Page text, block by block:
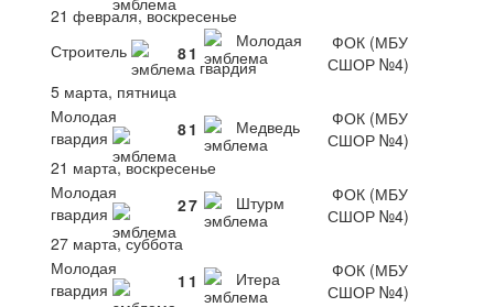
21 февраля, воскресенье
Строитель
81
Молодая
гвардия
ФОК (МБУ
СШОР №4)
5 марта, пятница
Молодая
гвардия
81 Медведь
ФОК (МБУ
СШОР №4)
21 марта, воскресенье
Молодая
гвардия
27 Штурм
ФОК (МБУ
СШОР №4)
27 марта, суббота
Молодая
гвардия
1 1 Итера
ФОК (МБУ
СШОР №4)